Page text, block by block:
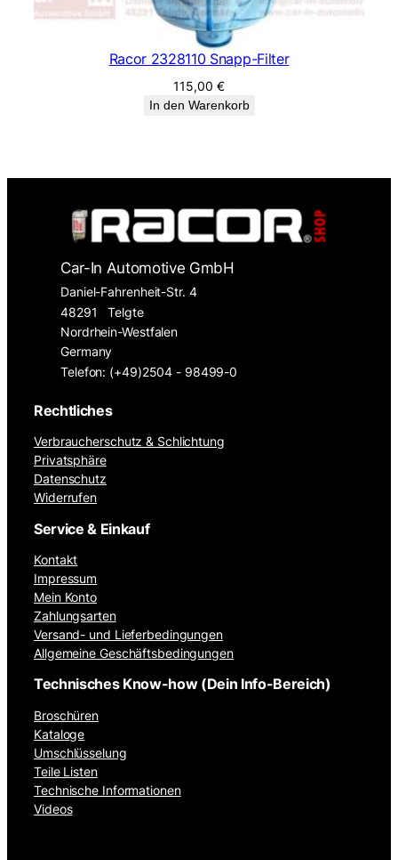
Racor 2328110 Snapp-Filter
115,00 €
In den Warenkorb
Car-In Automotive GmbH
Daniel-Fahrenheit-Str. 4
48291
Telgte
Nordrhein-Westfalen
Germany
Telefon: (+49)2504 - 98499-0
Rechtliches
Verbraucherschutz & Schlichtung
Privatsphäre
Datenschutz
Widerrufen
Service & Einkauf
Kontakt
Impressum
Mein Konto
Zahlungsarten
Versand- und Lieferbedingungen
Allgemeine Geschäftsbedingungen
Technisches Know-how (Dein Info-Bereich)
Broschüren
Kataloge
Umschlüsselung
Teile Listen
Technische Informationen
Videos